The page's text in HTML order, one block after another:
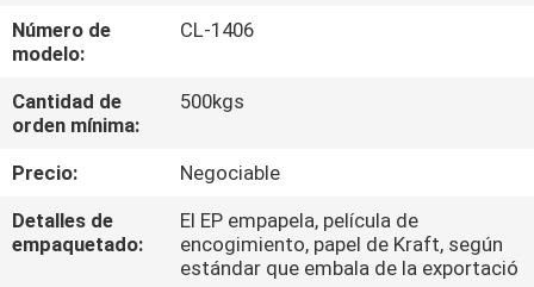
VIAJE
DE
LA
CONTROL
Número de
modelo:
CL-1406
Cantidad de
orden mínima:
500kgs
Precio:
Negociable
Detalles de
empaquetado:
El EP empapela, película de
encogimiento, papel de Kraft, según
estándar que embala de la exportació